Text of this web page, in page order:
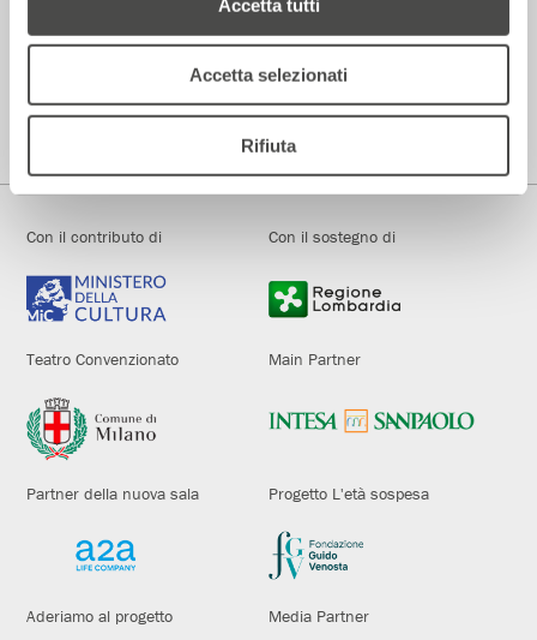
Accetta tutti
Accetta selezionati
Rifiuta
Teatro di Rilevante Interesse Culturale
Fondato e diretto dal 1972 da Andrée Ruth Shammah
Con il contributo di Con il sostegno di
Teatro Convenzionato Main Partner
Partner della nuova sala Progetto L'età sospesa
Aderiamo al progetto Media Partner